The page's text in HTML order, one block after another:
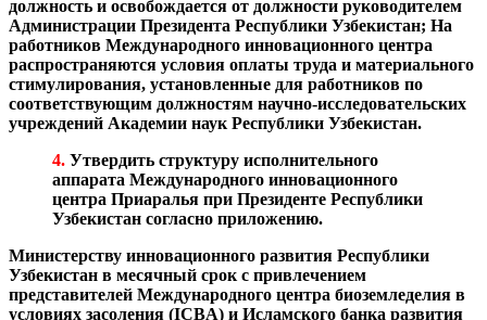
должность и освобождается от должности руководителем
Администрации Президента Республики Узбекистан; На
работников Международного инновационного центра
распространяются условия оплаты труда и материального
стимулирования, установленные для работников по
соответствующим должностям научно-исследовательских
учреждений Академии наук Республики Узбекистан.
4. Утвердить структуру исполнительного
аппарата Международного инновационного
центра Приаралья при Президенте Республики
Узбекистан согласно приложению.
Министерству инновационного развития Республики
Узбекистан в месячный срок с привлечением
представителей Международного центра биоземледелия в
условиях засоления (ICBA) и Исламского банка развития